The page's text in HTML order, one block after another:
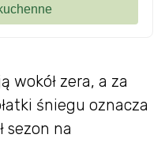
wokół zera, a za
śniegu oznacza
sezon na